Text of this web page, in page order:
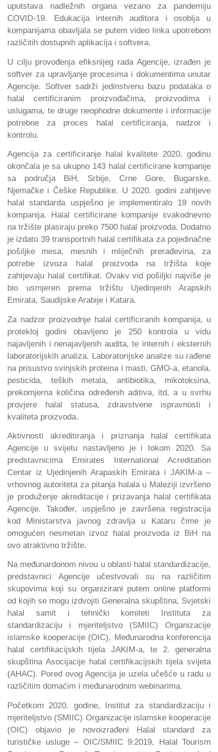
uputstava nadležnih organa vezano za pandemiju
COVID-19. Edukacija internih auditora i osoblja u
kompanijama obavljala se putem video linka upotrebom
različitih dostupnih aplikacija i softvera.
U cilju provođenja efiksnijeg rada Agencije, izrađen je
softver za upravljanje procesima i dokumentima unutar
Agencije. Softver sadrži jedinstvenu bazu podataka o
halal certificiranim proizvođačima, proizvodima i
uslugama, te druge neophodne dokumente i informacije
potrebne za proces halal certificiranja, nadzor i
kontrolu.
Agencija za certificiranje halal kvalitete 2020. godinu
okončala je sa ukupno 143 halal certificirane kompanije
sa područja BiH, Srbije, Crne Gore, Bugarske,
Njemačke i Češke Republike. U 2020. godini zahtjeve
halal standarda uspješno je implementiralo 19 novih
kompanija. Halal certificirane kompanije svakodnevno
na tržište plasiraju preko 7500 halal proizvoda. Dodatno
je izdato 39 transportnih halal certifikata za pojedinačne
pošiljke mesa, mesnih i mliječnih prerađevina, za
potrebe izvoza halal proizvoda na tržišta koje
zahtjevaju halal certifikat. Ovakv vid pošiljki najviše je
bio usmjeren prema tržištu Ujedinjenih Arapskih
Emirata, Saudijske Arabije i Katara.
Za nadzor proizvodnje halal certificiranih kompanija, u
protekloj godini obavljeno je 250 kontrola u vidu
najavljenih i nenajavljenih audita, te internih i eksternih
laboratorijskih analiza. Laboratorijske analize su rađene
na prisustvo svinjskih proteina i masti, GMO-a, etanola,
pesticida, teških metala, antibiotika, mikotoksina,
prekomjerna količina određenih aditiva, itd, a u svrhu
provjere halal statusa, zdravstvene ispravnosti i
kvaliteta proizvoda.
Aktivnosti akreditiranja i priznanja halal certifikata
Agencije u svijetu nastavljeno je i tokom 2020. Sa
predstavnicima Emirates International Acreditation
Centar iz Ujedinjenih Arapaskih Emirata i JAKIM-a –
vrhovnog autoriteta za pitanja halala u Maleziji izvršeno
je produženje akreditacije i prizavanja halal certifikata
Agencije. Također, uspješno je završena registracija
kod Ministarstva javnog zdravlja u Kataru čime je
omogućen nesmetan izvoz halal proizvoda iz BiH na
ovo atraktivno tržište.
Na međunardonom nivou u oblasti halal standardizacije,
predstavnici Agencije učestvovali su na različitim
skupovima koji su organizirani putem online platformi
od kojih se mogu izdvojiti Generalna skupština, Svjetski
halal samit i tehnički komiteti Instituta za
standardizaciju i mjeriteljstvo (SMIIC) Organizacije
islamske kooperacije (OIC), Međunarodna konferencija
halal certifikacijskih tijela JAKIM-a, te 2. generalna
skupština Asocijacije halal certifikacijskih tijela svijeta
(AHAC). Pored ovog Agencija je uzela učešće u radu u
različitim domaćim i međunarodnim webinarima.
Početkom 2020. godine, Institut za standardizaciju i
mjeriteljstvo (SMIIC) Organizacije islamske kooperacije
(OIC) objavio je novoizrađeni Halal standard za
turističke usluge – OIC/SMIIC 9:2019, Halal Tourism